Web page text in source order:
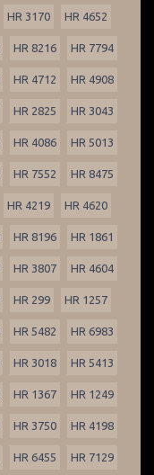
HR 3170 HR 4652
HR 8216 HR 7794
HR 4712 HR 4908
HR 2825 HR 3043
HR 4086 HR 5013
HR 7552 HR 8475
HR 4219 HR 4620
HR 8196 HR 1861
HR 3807 HR 4604
HR 299 HR 1257
HR 5482 HR 6983
HR 3018 HR 5413
HR 1367 HR 1249
HR 3750 HR 4198
HR 6455 HR 7129